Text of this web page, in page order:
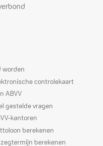
worden
controlekaart
ABVV
gestelde vragen
kantoren
berekenen
berekenen